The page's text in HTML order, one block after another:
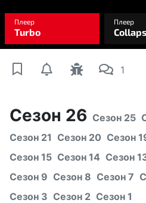
1
Сезон 26 Сезон 25
Сезон 21 Сезон 20 Сезон
Сезон 15 Сезон 14 Сезон
Сезон 9 Сезон 8 Сезон 7
Сезон 3 Сезон 2 Сезон 1